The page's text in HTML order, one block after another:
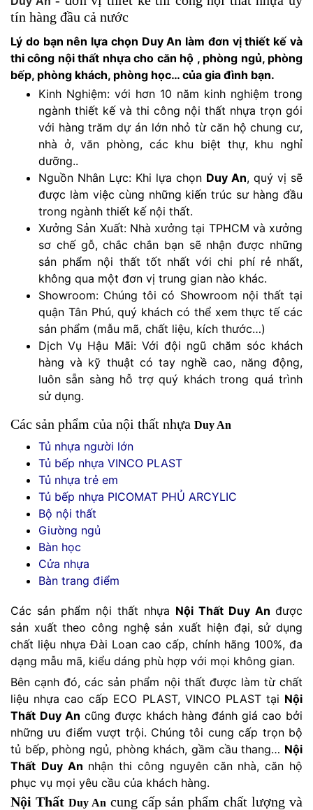
tín hàng đầu cả nước
Lý do bạn nên lựa chọn Duy An làm đơn vị thiết kế và
thi công nội thất nhựa cho căn hộ , phòng ngủ, phòng
bếp, phòng khách, phòng học… của gia đình bạn.
Kinh Nghiệm: với hơn 10 năm kinh nghiệm trong
ngành thiết kế và thi công nội thất nhựa trọn gói
với hàng trăm dự án lớn nhỏ từ căn hộ chung cư,
nhà ở, văn phòng, các khu biệt thự, khu nghỉ
dưỡng..
Nguồn Nhân Lực: Khi lựa chọn Duy An, quý vị sẽ
được làm việc cùng những kiến trúc sư hàng đầu
trong ngành thiết kế nội thất.
Xưởng Sản Xuất: Nhà xưởng tại TPHCM và xưởng
sơ chế gỗ, chắc chắn bạn sẽ nhận được những
sản phẩm nội thất tốt nhất với chi phí rẻ nhất,
không qua một đơn vị trung gian nào khác.
Showroom: Chúng tôi có Showroom nội thất tại
quận Tân Phú, quý khách có thể xem thực tế các
sản phẩm (mẫu mã, chất liệu, kích thước…)
Dịch Vụ Hậu Mãi: Với đội ngũ chăm sóc khách
hàng và kỹ thuật có tay nghề cao, năng động,
luôn sẵn sàng hỗ trợ quý khách trong quá trình
sử dụng.
Các sản phẩm của nội thất nhựa Duy An
Tủ nhựa người lớn
Tủ bếp nhựa VINCO PLAST
Tủ nhựa trẻ em
Tủ bếp nhựa PICOMAT PHỦ ARCYLIC
Bộ nội thất
Giường ngủ
Bàn học
Cửa nhựa
Bàn trang điểm
Các sản phẩm nội thất nhựa Nội Thất Duy An được
sản xuất theo công nghệ sản xuất hiện đại, sử dụng
chất liệu nhựa Đài Loan cao cấp, chính hãng 100%, đa
dạng mẫu mã, kiểu dáng phù hợp với mọi không gian.
Bên cạnh đó, các sản phẩm nội thất được làm từ chất
liệu nhựa cao cấp ECO PLAST, VINCO PLAST tại Nội
Thất Duy An cũng được khách hàng đánh giá cao bởi
những ưu điểm vượt trội. Chúng tôi cung cấp trọn bộ
tủ bếp, phòng ngủ, phòng khách, gầm cầu thang… Nội
Thất Duy An nhận thi công nguyên căn nhà, căn hộ
phục vụ mọi yêu cầu của khách hàng.
Nội Thất Duy An cung cấp sản phẩm chất lượng và